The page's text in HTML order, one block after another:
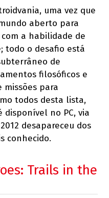
uma vez que
aberto para
a habilidade de
todo o desafio está
de
filosóficos e
missões para
todos desta lista,
disponível no PC, via
desapareceu dos
conhecido.
Trails in the